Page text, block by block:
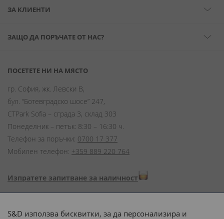
ЗА КЛИЕНТИ
ЗАЩО ДА ПОРЪЧАТЕ ОТ НАС?
ПОСЕТЕТЕ НИ НА МЯСТО
гр. София, жк. Левски В,
бул. “Ботевградско шосе” 247,
CTPark Sofia – сграда 3, склад 303
Понеделник – петък: 8:30 – 16:30 ч.
Телефон за поръчки: 0700 17 377
Мобилен телефон: +359 889 220 764
Изпратете запитване за наличност
Начини на плащане:
S&D използва бисквитки, за да персонализира и